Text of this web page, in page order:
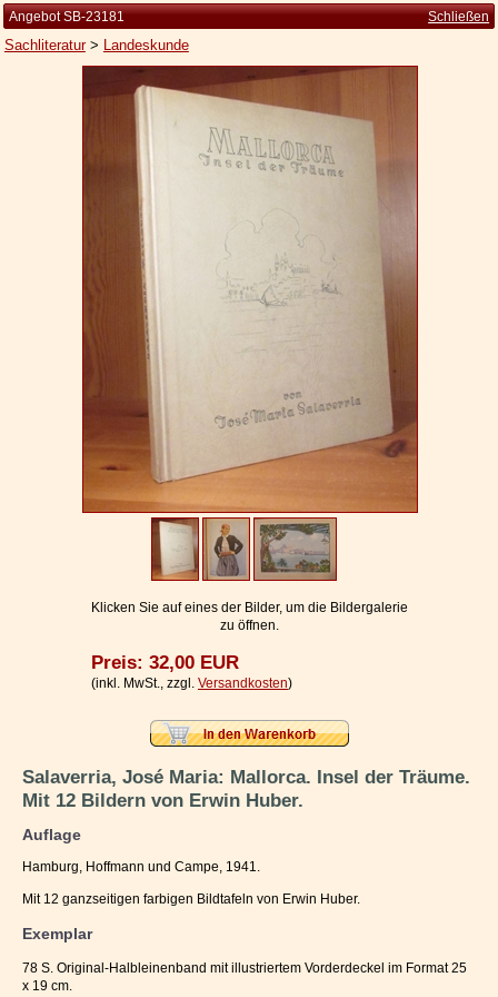
Kleine Kulturgeschichte
Die Brockhaus Auflagen
Die Meyer Auflagen
Zu den Angeboten
Geschäftsbedingungen
Datenschutzerklärung
Ihr Warenkorb
Angebot SB-23181 Schließen
Sachliteratur> Landeskunde
Klicken Sie auf eines der Bilder, um die Bildergalerie
zu öffnen.
Preis: 32,00 EUR
(inkl. MwSt., zzgl. Versandkosten)
Salaverria, José Maria: Mallorca. Insel der Träume.
Mit 12 Bildern von Erwin Huber.
Auflage
Hamburg, Hoffmann und Campe, 1941.
Mit 12 ganzseitigen farbigen Bildtafeln von Erwin Huber.
Exemplar
78 S. Original-Halbleinenband mit illustriertem Vorderdeckel im Format 25
x 19 cm.